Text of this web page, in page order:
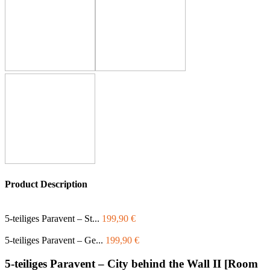
Product Description
5-teiliges Paravent – St... 199,90 €
5-teiliges Paravent – Ge... 199,90 €
5-teiliges Paravent – City behind the Wall II [Room